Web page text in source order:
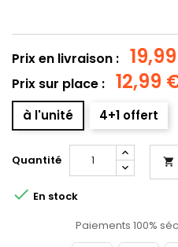
Prix en livraison :
Prix sur place : 12,99
à l'unité 4+1 offert
Quantité 
 En stock
Paiements 100%